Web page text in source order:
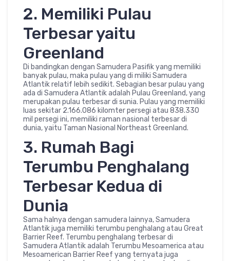
2. Memiliki Pulau
Terbesar yaitu
Greenland
Di bandingkan dengan Samudera Pasifik yang memiliki
banyak pulau, maka pulau yang di miliki Samudera
Atlantik relatif lebih sedikit. Sebagian besar pulau yang
ada di Samudera Atlantik adalah Pulau Greenland, yang
merupakan pulau terbesar di sunia. Pulau yang memiliki
luas sekitar 2.166.086 kilomter persegi atau 838.330
mil persegi ini, memiliki raman nasional terbesar di
dunia, yaitu Taman Nasional Northeast Greenland.
3. Rumah Bagi
Terumbu Penghalang
Terbesar Kedua di
Dunia
Sama halnya dengan samudera lainnya, Samudera
Atlantik juga memiliki terumbu penghalang atau Great
Barrier Reef. Terumbu penghalang terbesar di
Samudera Atlantik adalah Terumbu Mesoamerica atau
Mesoamerican Barrier Reef yang ternyata juga